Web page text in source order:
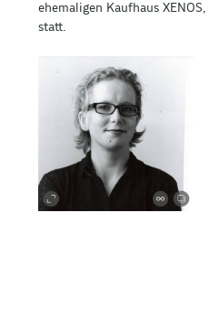
ehemaligen Kaufhaus
statt.